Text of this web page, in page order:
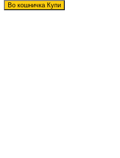
Во кошничка Купи